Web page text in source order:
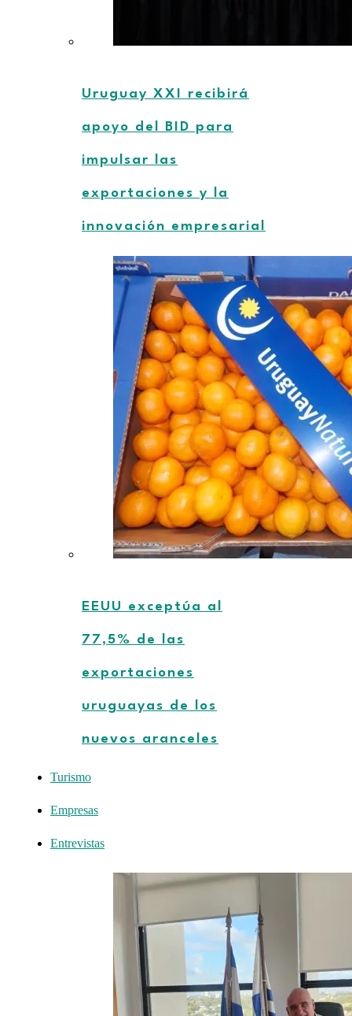
Uruguay XXI recibirá
apoyo del BID para
impulsar las
exportaciones y la
innovación empresarial
EEUU exceptúa al
77,5% de las
exportaciones
uruguayas de los
nuevos aranceles
Turismo
Empresas
Entrevistas